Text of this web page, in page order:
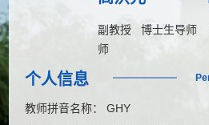
副教授 博士生导师
师
个人信息
教师拼音名称： GHY